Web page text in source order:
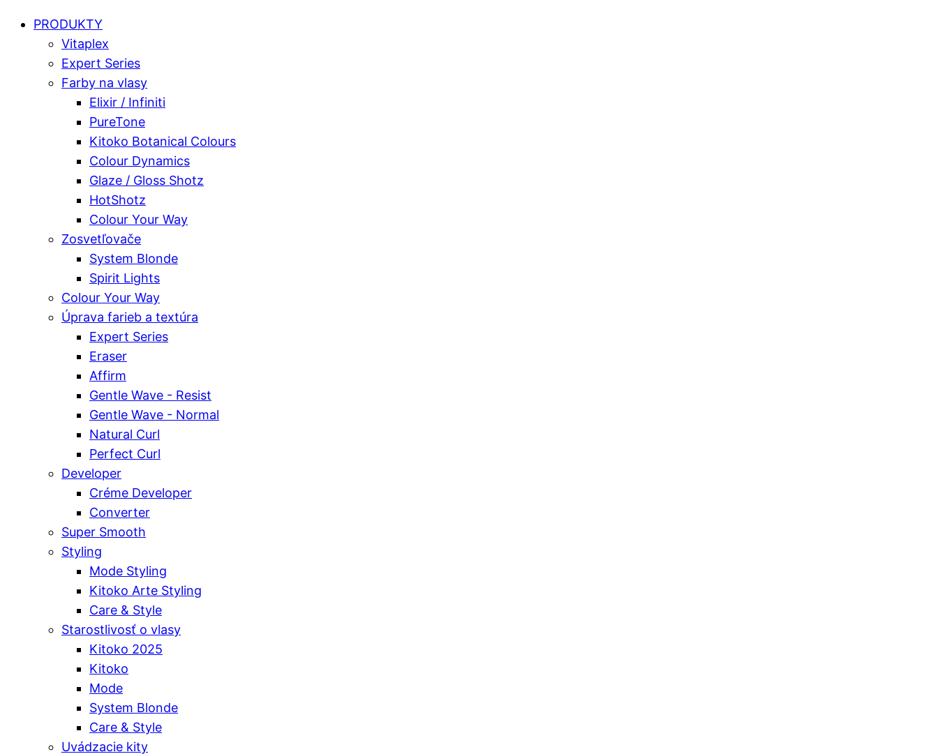
PRODUKTY
Vitaplex
Expert Series
Farby na vlasy
Elixir / Infiniti
PureTone
Kitoko Botanical Colours
Colour Dynamics
Glaze / Gloss Shotz
HotShotz
Colour Your Way
Zosvetľovače
System Blonde
Spirit Lights
Colour Your Way
Úprava farieb a textúra
Expert Series
Eraser
Affirm
Gentle Wave - Resist
Gentle Wave - Normal
Natural Curl
Perfect Curl
Developer
Créme Developer
Converter
Super Smooth
Styling
Mode Styling
Kitoko Arte Styling
Care & Style
Starostlivosť o vlasy
Kitoko 2025
Kitoko
Mode
System Blonde
Care & Style
Uvádzacie kity